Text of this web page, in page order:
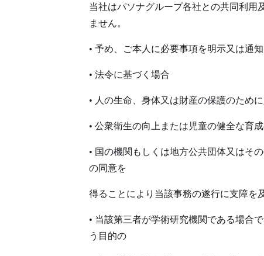
当社はパソナグループ各社との共同利用
ません。
• 予め、ご本人に必要事項を明示又は通
• 法令に基づく場合
• 人の生命、身体又は財産の保護のため
• 公衆衛生の向上または児童の健全な育
• 国の機関もしくは地方公共団体又はそ
の同意を
得ることにより当該事務の遂行に支障を
• 当該第三者が学術研究機関である場合
う目的の